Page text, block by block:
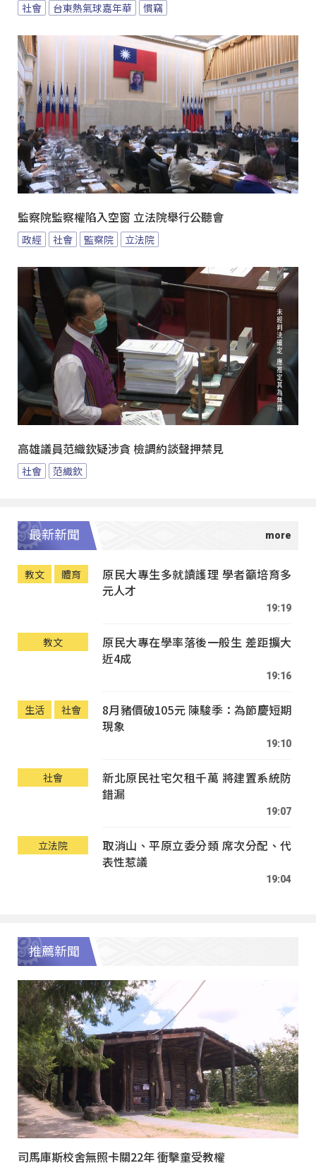
社會 台東熱氣球嘉年華 慣竊
監察院監察權陷入空窗 立法院舉行公聽會
政經 社會 監察院 立法院
高雄議員范織欽疑涉貪 檢調約談聲押禁見
社會 范織欽
最新新聞
教文 體育
原民大專生多就讀護理 學者籲培育多
元人才
19:19
教文
原民大專在學率落後一般生 差距擴大
近4成
19:16
生活 社會
8月豬價破105元 陳駿季：為節慶短期
現象
19:10
社會
新北原民社宅欠租千萬 將建置系統防
錯漏
19:07
立法院
取消山、平原立委分類 席次分配、代
表性惹議
19:04
推薦新聞
司馬庫斯校舍無照卡關22年 衝擊童受教權